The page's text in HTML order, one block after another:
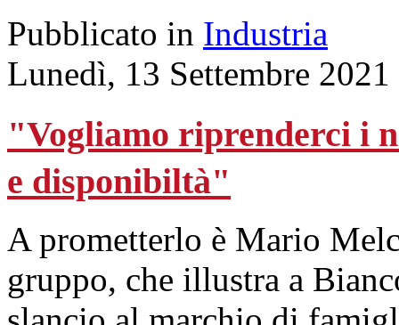
Pubblicato in Industria
Lunedì, 13 Settembre
"Vogliamo riprenderci i
e disponibiltà"
A prometterlo è Mario
gruppo, che illustra a